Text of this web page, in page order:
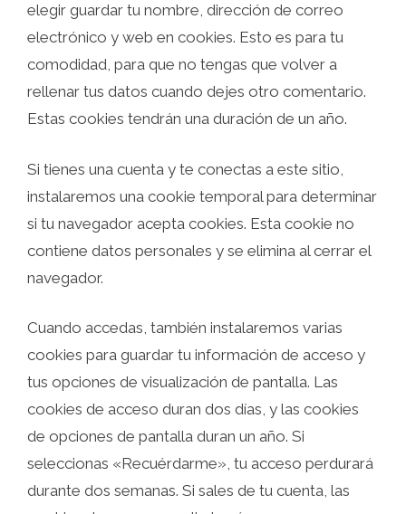
elegir guardar tu nombre, dirección de correo
electrónico y web en cookies. Esto es para tu
comodidad, para que no tengas que volver a
rellenar tus datos cuando dejes otro comentario.
Estas cookies tendrán una duración de un año.
Si tienes una cuenta y te conectas a este sitio,
instalaremos una cookie temporal para determinar
si tu navegador acepta cookies. Esta cookie no
contiene datos personales y se elimina al cerrar el
navegador.
Cuando accedas, también instalaremos varias
cookies para guardar tu información de acceso y
tus opciones de visualización de pantalla. Las
cookies de acceso duran dos días, y las cookies
de opciones de pantalla duran un año. Si
seleccionas «Recuérdarme», tu acceso perdurará
durante dos semanas. Si sales de tu cuenta, las